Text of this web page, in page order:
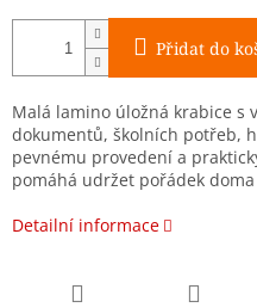
Přidat do
Malá lamino úložná krabice s
dokumentů, školních potřeb,
pevnému provedení a
pomáhá udržet pořádek doma
Detailní informace